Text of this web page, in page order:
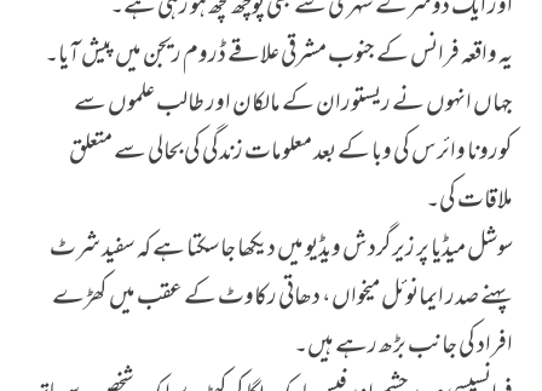
یہ واقعہ فرانس کے جنوب مشرقی علاقے ڈروم ریجن میں پیش آیا۔
جہاں انہوں نے ریستوران کے مالکان اور طالب علموں سے
کورونا وائرس کی وبا کے بعد معلومات زندگی کی بحالی سے متعلق
ملاقات کی۔
سوشل میڈیا پر زیرگردش ویڈیو میں دیکھا جا سکتا ہے کہ سفید شرٹ
پہنے صدر ایمانوئل میخواں، دھاتی رکاوٹ کے عقب میں کھڑے
افراد کی جانب بڑھ رہے ہیں۔